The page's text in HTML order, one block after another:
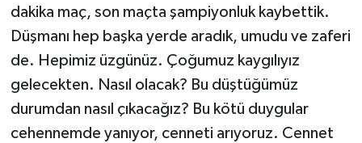
dakika maç, son maçta şampiyonluk kaybettik.
Düşmanı hep başka yerde aradık, umudu ve zaferi
de. Hepimiz üzgünüz. Çoğumuz kaygılıyız
gelecekten. Nasıl olacak? Bu düştüğümüz
durumdan nasıl çıkacağız? Bu kötü duygular
cehennemde yanıyor, cenneti arıyoruz. Cennet